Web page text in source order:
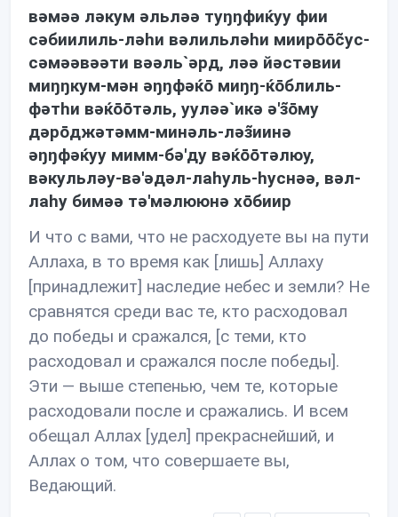
вəмəə лəкум əльлəə туŋŋфиќуу фии
сəбиилиль-лəhи вəлильлəhи миирōōc̃ус-
сəмəəвəəти вəəль`əрд, лəə йəстəвии
миŋŋкум-мəн əŋŋфəќō миŋŋ-ќōблиль-
фəтhи вəќōōтəль, уулəə`икə ə'з̃ōму
дəрōджəтəмм-минəль-лəз̃иинə
əŋŋфəќуу мимм-бə'ду вəќōōтəлюу,
вəкульлəу-вə'əдəл-лаhуль-hуснəə, вəл-
лаhу бимəə тə'мəлююнə хōбиир
И что с вами, что не расходуете вы на пути
Аллаха, в то время как [лишь] Аллаху
[принадлежит] наследие небес и земли? Не
сравнятся среди вас те, кто расходовал
до победы и сражался, [с теми, кто
расходовал и сражался после победы].
Эти — выше степенью, чем те, которые
расходовали после и сражались. И всем
обещал Аллах [удел] прекраснейший, и
Аллах о том, что совершаете вы,
Ведающий.